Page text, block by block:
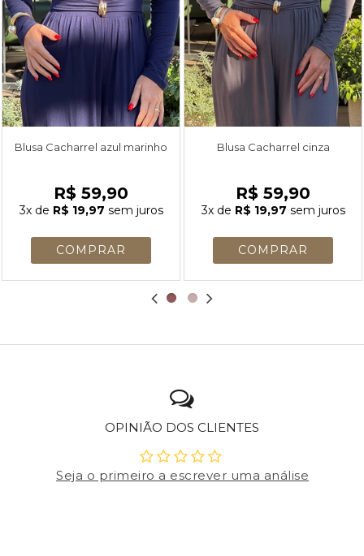
Blusa Cacharrel azul marinho
R$ 59,90
3xde R$ 19,97 sem juros
Blusa Cacharrel cinza
R$ 59,90
3xde R$ 19,97 sem juros
OPINIÃO DOS CLIENTES
Seja o primeiro a escrever uma análise